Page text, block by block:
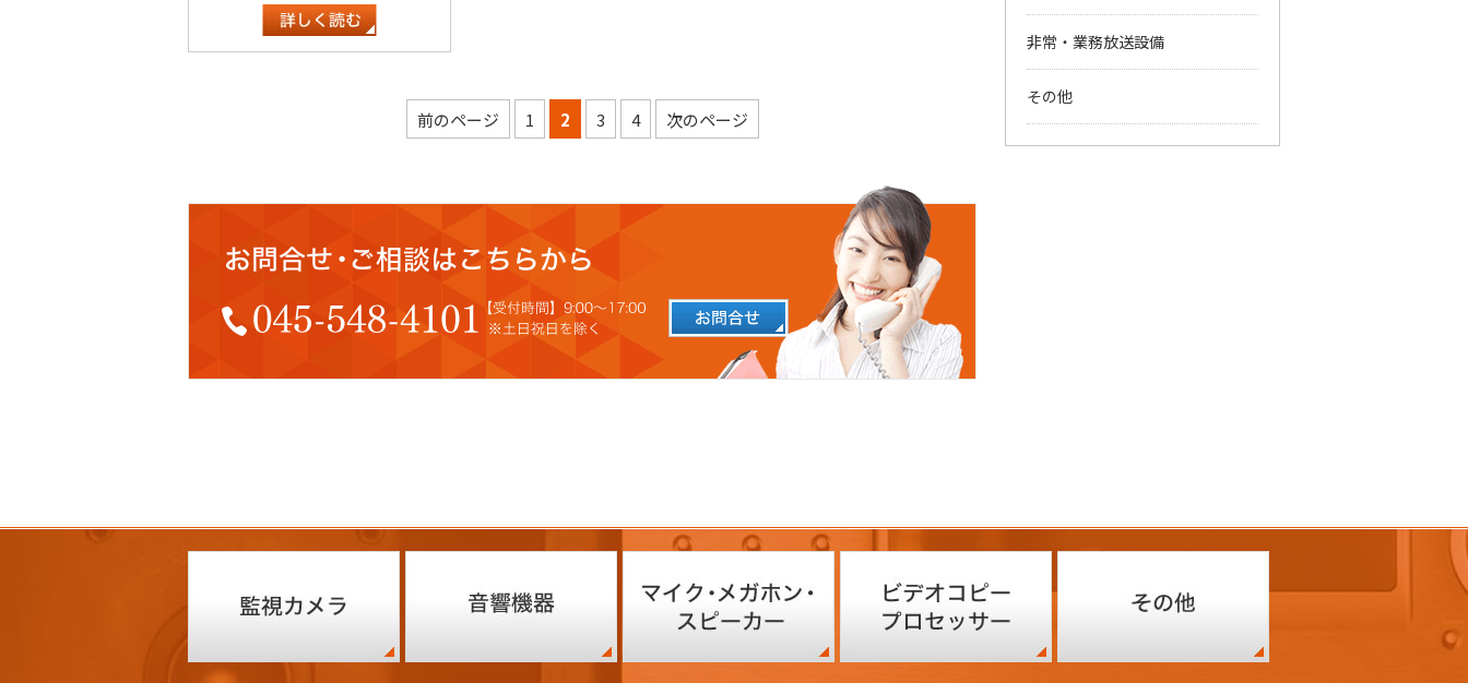
前のページ 1 2 3 4 次のページ
非常・業務放送設備
その他